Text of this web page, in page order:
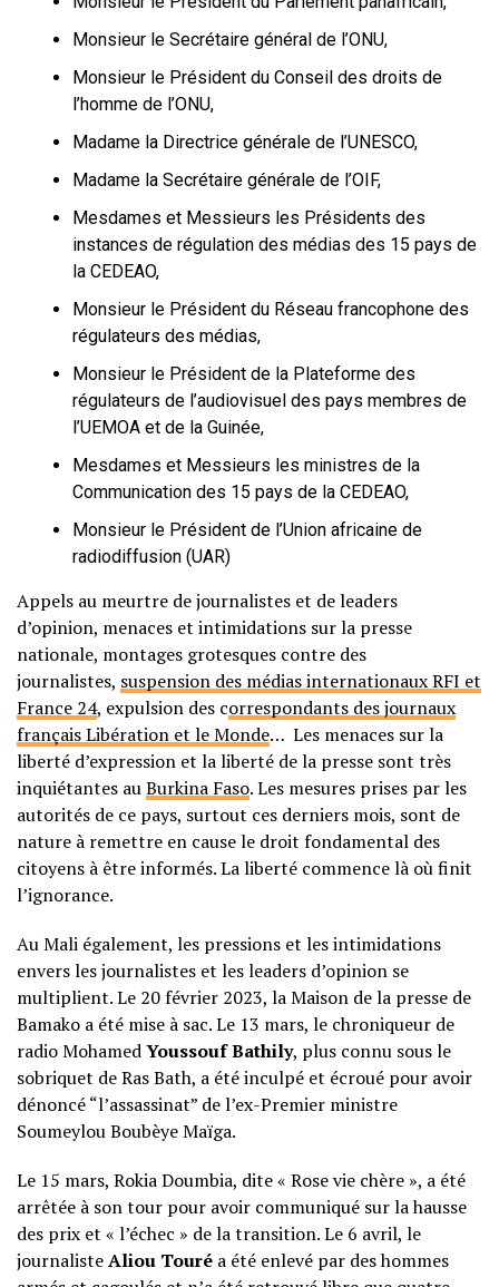
Monsieur le Secrétaire général de l’ONU,
Monsieur le Président du Conseil des droits de
l’homme de l’ONU,
Madame la Directrice générale de l’UNESCO,
Madame la Secrétaire générale de l’OIF,
Mesdames et Messieurs les Présidents des
instances de régulation des médias des 15 pays de
la CEDEAO,
Monsieur le Président du Réseau francophone des
régulateurs des médias,
Monsieur le Président de la Plateforme des
régulateurs de l’audiovisuel des pays membres de
l’UEMOA et de la Guinée,
Mesdames et Messieurs les ministres de la
Communication des 15 pays de la CEDEAO,
Monsieur le Président de l’Union africaine de
radiodiffusion (UAR)
Appels au meurtre de journalistes et de leaders
d’opinion, menaces et intimidations sur la presse
nationale, montages grotesques contre des
journalistes, suspension des médias internationaux RFI et
France 24, expulsion des correspondants des journaux
français Libération et le Monde… Les menaces sur la
liberté d’expression et la liberté de la presse sont très
inquiétantes auBurkina Faso. Les mesures prises par les
autorités de ce pays, surtout ces derniers mois, sont de
nature à remettre en cause le droit fondamental des
citoyens à être informés. La liberté commence là où finit
l’ignorance.
Au Mali également, les pressions et les intimidations
envers les journalistes et les leaders d’opinion se
multiplient. Le 20 février 2023, la Maison de la presse de
Bamako a été mise à sac. Le 13 mars, le chroniqueur de
radio MohamedYoussouf Bathily, plus connu sous le
sobriquet de Ras Bath, a été inculpé et écroué pour avoir
dénoncé “l’assassinat” de l’ex-Premier ministre
Soumeylou Boubèye Maïga.
Le 15 mars, Rokia Doumbia, dite « Rose vie chère », a été
arrêtée à son tour pour avoir communiqué sur la hausse
des prix et « l’échec » de la transition. Le 6 avril, le
journalisteAliou Touré a été enlevé par des hommes